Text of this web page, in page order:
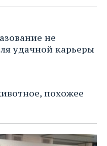
не
удачной карьеры
похожее